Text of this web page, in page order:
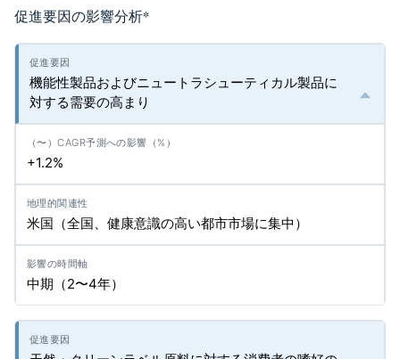
促進要因の影響分析*
機能性製品およびニュートラシューティカル製品に
対する需要の高まり
+1.2%
米国（全国、健康意識の高い都市市場に集中）
中期（2〜4年）